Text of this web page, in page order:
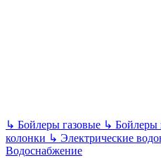
↳ Бойлеры газовые ↳ Бойлеры
колонки ↳ Электрические
Водоснабжение